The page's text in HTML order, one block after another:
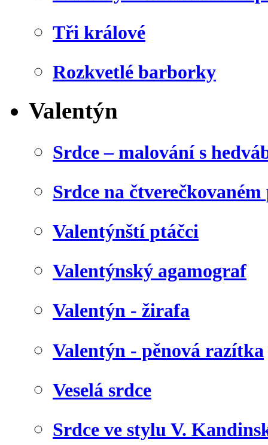
Tři králové
Rozkvetlé barborky
Valentýn
Srdce – malování s
Srdce na
Valentýnští ptáčci
Valentýnský agamograf
Valentýn - žirafa
Valentýn - pěnová razítka
Veselá srdce
Srdce ve stylu V.